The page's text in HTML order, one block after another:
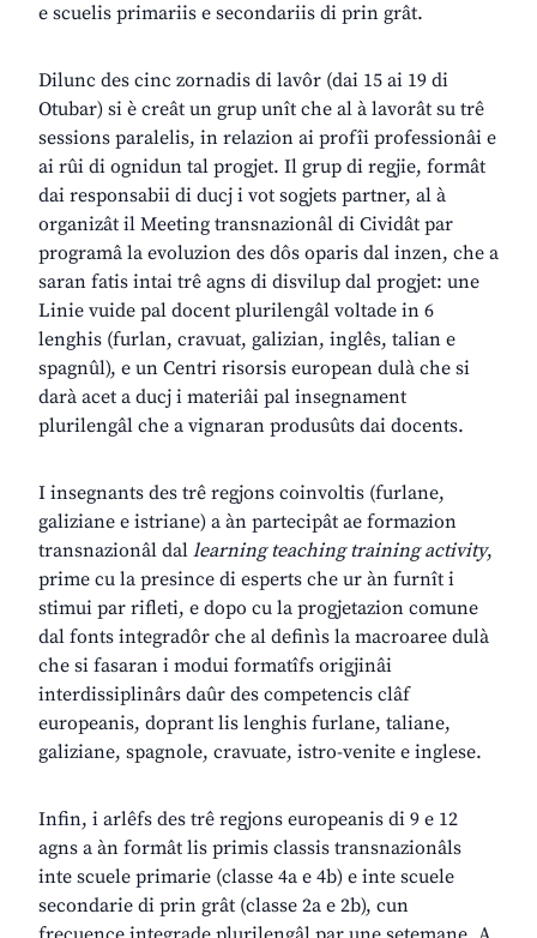
e scuelis primariis e secondariis di prin grât.
Dilunc des cinc zornadis di lavôr (dai 15 ai 19 di
Otubar) si è creât un grup unît che al à lavorât su trê
sessions paralelis, in relazion ai profîi professionâi e
ai rûi di ognidun tal progjet. Il grup di regjie, formât
dai responsabii di ducj i vot sogjets partner, al à
organizât il Meeting transnazionâl di Cividât par
programâ la evoluzion des dôs oparis dal inzen, che a
saran fatis intai trê agns di disvilup dal progjet: une
Linie vuide pal docent plurilengâl voltade in 6
lenghis (furlan, cravuat, galizian, inglês, talian e
spagnûl), e un Centri risorsis european dulà che si
darà acet a ducj i materiâi pal insegnament
plurilengâl che a vignaran produsûts dai docents.
I insegnants des trê regjons coinvoltis (furlane,
galiziane e istriane) a àn partecipât ae formazion
transnazionâl dal learning teaching training activity,
prime cu la presince di esperts che ur àn furnît i
stimui par rifleti, e dopo cu la progjetazion comune
dal fonts integradôr che al definìs la macroaree dulà
che si fasaran i modui formatîfs origjinâi
interdissiplinârs daûr des competencis clâf
europeanis, doprant lis lenghis furlane, taliane,
galiziane, spagnole, cravuate, istro-venite e inglese.
Infin, i arlêfs des trê regjons europeanis di 9 e 12
agns a àn formât lis primis classis transnazionâls
inte scuele primarie (classe 4a e 4b) e inte scuele
secondarie di prin grât (classe 2a e 2b), cun